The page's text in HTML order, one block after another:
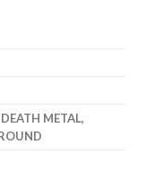
DEATH METAL,